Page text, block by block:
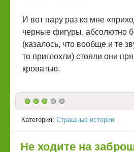
И вот пару раз ко мне
черные фигуры, абсолютно
(казалось, что вообще и те
то приглохли) стояли они
кроватью.
Категория: Страшные истории
Не ходите на